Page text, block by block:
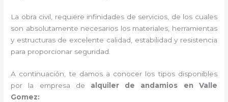
La obra civil, requiere infinidades de servicios, de los cuales
son absolutamente necesarios los materiales, herramientas
y estructuras de excelente calidad, estabilidad y resistencia
para proporcionar seguridad.
A continuación, te damos a conocer los tipos disponibles
por la empresa de alquiler de andamios en Valle
Gomez: